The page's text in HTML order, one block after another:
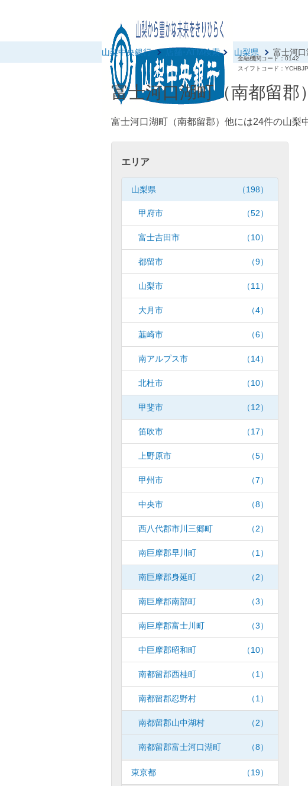
金融機関コード：0142
スイフトコード：
山梨中央銀行 店舗･ATM検索 山梨県 富士河
富士河口湖町（南都留郡
富士河口湖町（南都留郡）他には24件の山梨
エリア
山梨県 （198）
甲府市 （52）
富士吉田市 （10）
都留市 （9）
山梨市 （11）
大月市 （4）
韮崎市 （6）
南アルプス市 （14）
北杜市 （10）
甲斐市 （12）
笛吹市 （17）
上野原市 （5）
甲州市 （7）
中央市 （8）
西八代郡市川三郷町 （2）
南巨摩郡早川町 （1）
南巨摩郡身延町 （2）
南巨摩郡南部町 （3）
南巨摩郡富士川町 （3）
中巨摩郡昭和町 （10）
南都留郡西桂町 （1）
南都留郡忍野村 （1）
南都留郡山中湖村 （2）
南都留郡富士河口湖町 （8）
東京都 （19）